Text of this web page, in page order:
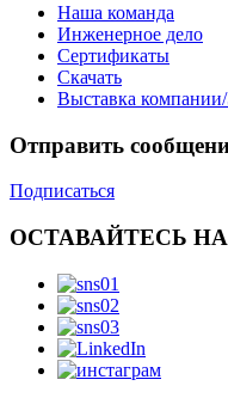
Наша команда
Инженерное дело
Сертификаты
Скачать
Выставка
Отправить
Подписаться
ОСТАВАЙТЕСЬ